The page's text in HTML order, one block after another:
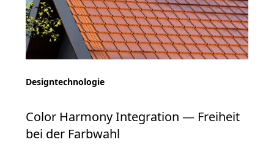
Designtechnologie
Color Harmony Integration — Freiheit
bei der Farbwahl